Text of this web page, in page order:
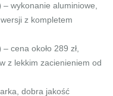
– wykonanie aluminiowe,
z kompletem
– cena około 289 zł,
z lekkim zacienieniem od
dobra jakość